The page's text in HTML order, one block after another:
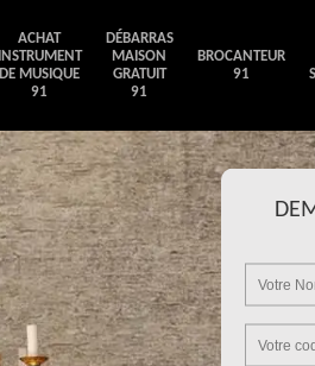
ACHAT
INSTRUMENT
DE MUSIQUE
91
DÉBARRAS
MAISON
GRATUIT
91
BROCANTEUR
91